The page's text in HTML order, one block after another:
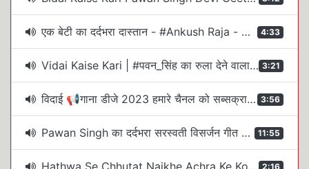
4:33
एक बेटी का दर्दभरा दास्तान - #Ankush Raja - विदाई - Vidai - Heart Touching Song 2021 - #Video
3:21
Vidai Kaise Kari | #पवन_सिंह का रुला देने वाला विदाई गीत | #Pawan_Singh Superhit Bhojpuri Vidai Geet
3:56
विदाई 📢गाना डीजे 2023 हमारे चैनल को सब्सक्राइब करें👍🙏
11:55
Pawan Singh का दर्दभरा सरस्वती विसर्जन गीत - विदाई कइसे करी - Bidai Dj Remix Song 2026
2:16
Hathwa Se Chhutat Naikhe Achra Ke Kor Dj Remix। Pawan Singh। ( विदाई गीत ) Hard Vibration Bass 2024